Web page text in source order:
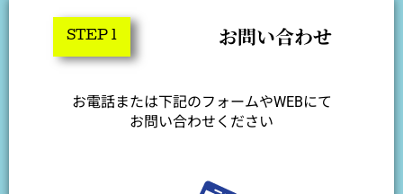
STEP 1 お問い合わせ
お電話または下記のフォームやWEBにて
お問い合わせください